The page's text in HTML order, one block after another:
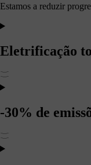
Estamos a reduzir
Eletrificação
-30% de